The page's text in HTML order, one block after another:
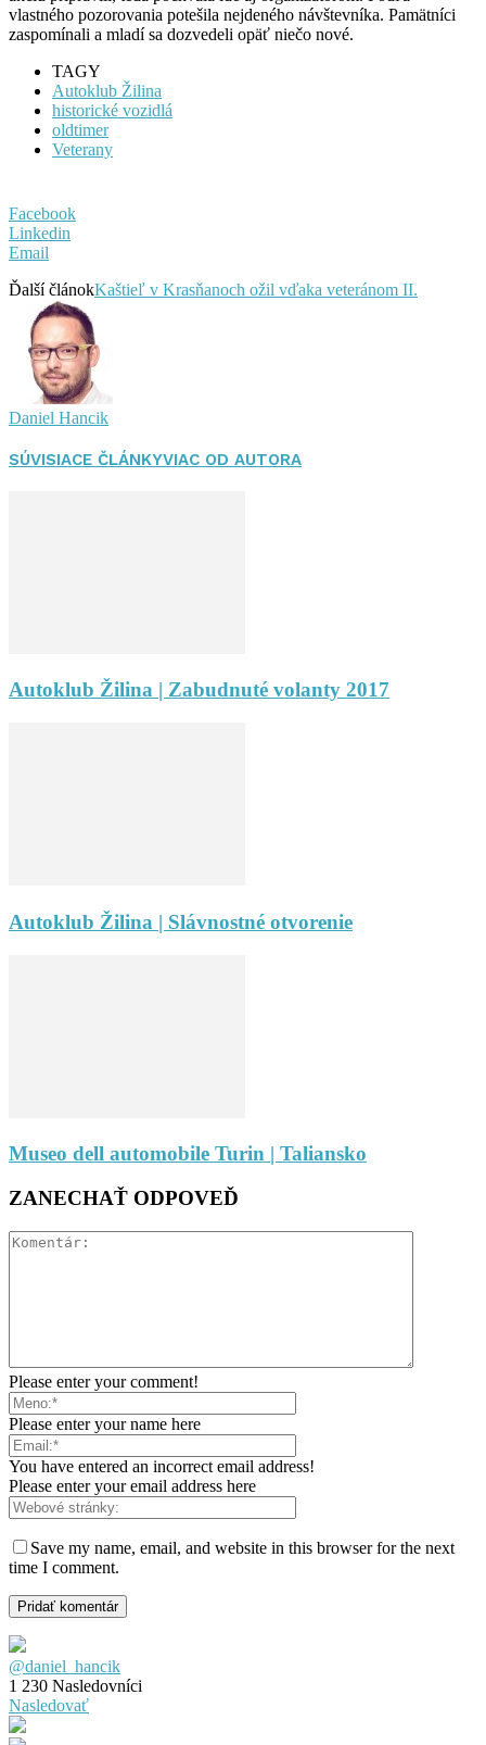
vlastného pozorovania potešila nejdeného návštevníka. Pamätníci
zaspomínali a mladí sa dozvedeli opäť niečo nové.
TAGY
Autoklub Žilina
historické vozidlá
oldtimer
Veterany
Facebook
Linkedin
Email
Ďalší článokKaštieľ v Krasňanoch ožil vďaka veteránom II.
Daniel Hancik
SÚVISIACE ČLÁNKYVIAC OD AUTORA
Autoklub Žilina | Zabudnuté volanty 2017
Autoklub Žilina | Slávnostné otvorenie
Museo dell automobile Turin | Taliansko
ZANECHAŤ ODPOVEĎ
Please enter your comment!
Please enter your name here
You have entered an incorrect email address!
Please enter your email address here
Save my name, email, and website in this browser for the next
time I comment.
@daniel_hancik
1 230 Nasledovníci
Nasledovať